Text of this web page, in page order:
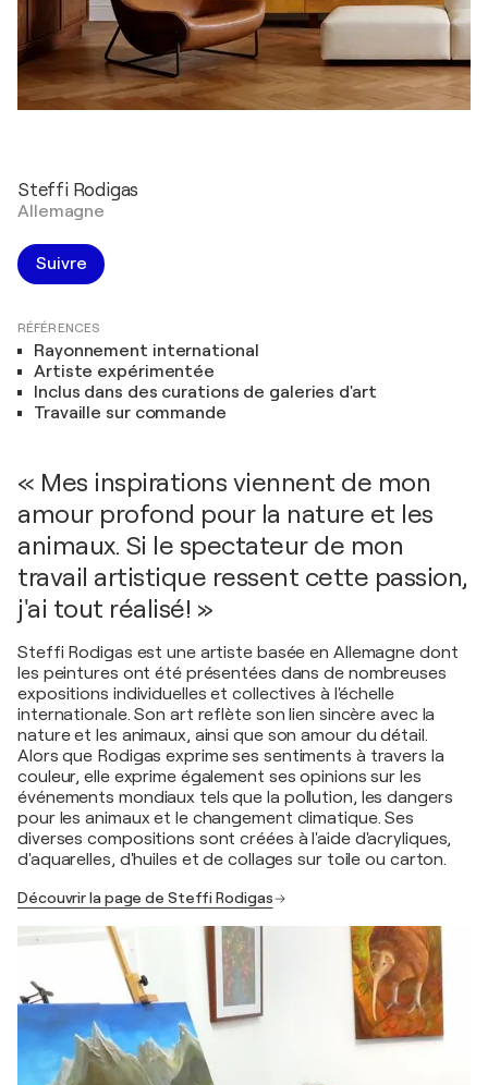
Steffi Rodigas
Allemagne
Suivre
RÉFÉRENCES
Rayonnement international
Artiste expérimentée
Inclus dans des curations de galeries d'art
Travaille sur commande
« Mes inspirations viennent de mon
amour profond pour la nature et les
animaux. Si le spectateur de mon
travail artistique ressent cette passion,
j'ai tout réalisé! »
Steffi Rodigas est une artiste basée en Allemagne dont
les peintures ont été présentées dans de nombreuses
expositions individuelles et collectives à l'échelle
internationale. Son art reflète son lien sincère avec la
nature et les animaux, ainsi que son amour du détail.
Alors que Rodigas exprime ses sentiments à travers la
couleur, elle exprime également ses opinions sur les
événements mondiaux tels que la pollution, les dangers
pour les animaux et le changement climatique. Ses
diverses compositions sont créées à l'aide d'acryliques,
d'aquarelles, d'huiles et de collages sur toile ou carton.
Découvrir la page de Steffi Rodigas